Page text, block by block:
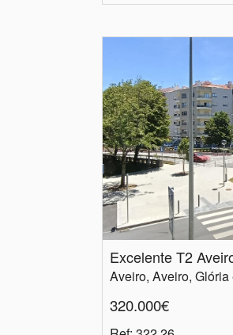
Excelente T2
Aveiro, Aveiro, Glória
320.000€